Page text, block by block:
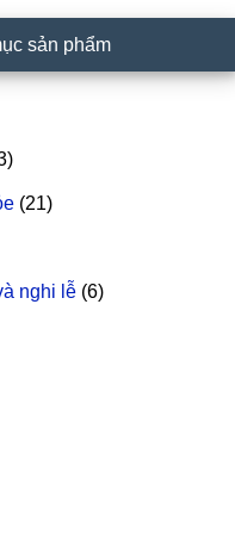
sản phẩm
(21)
nghi lễ (6)